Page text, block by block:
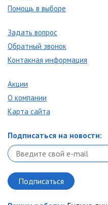
Помощь в выборе
Задать вопрос
Обратный звонок
Контакная информация
Акции
О компании
Карта сайта
Подписаться на новости: